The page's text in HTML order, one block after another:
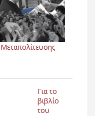
Για το
βιβλίο
του